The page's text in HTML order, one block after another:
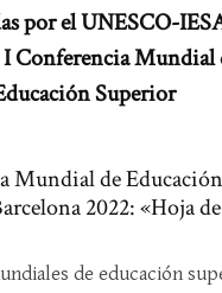
por el UNESCO-
I Conferencia Mundial
Superior
Mundial de
2022: «Hoja
de educación